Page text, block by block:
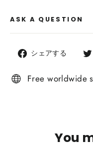
ASK A QUESTION
シェアする
シ
Free worldwide
You